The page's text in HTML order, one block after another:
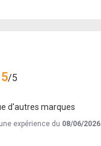
5/5
d'autres marques
expérience du 08/06/2026